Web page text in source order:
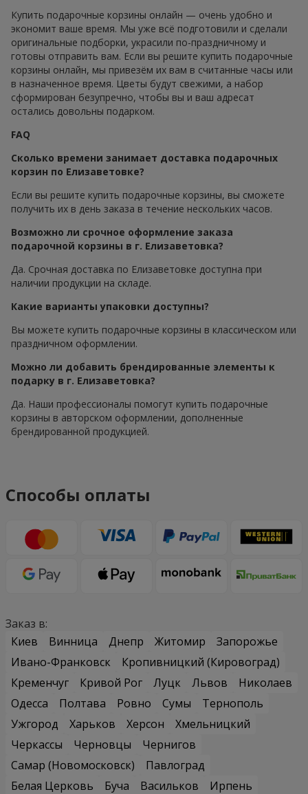
Купить подарочные корзины онлайн — очень удобно и
экономит ваше время. Мы уже всё подготовили и сделали
оригинальные подборки, украсили по-праздничному и
готовы отправить вам. Если вы решите купить подарочные
корзины онлайн, мы привезём их вам в считанные часы или
в назначенное время. Цветы будут свежими, а набор
сформирован безупречно, чтобы вы и ваш адресат
остались довольны подарком.
FAQ
Сколько времени занимает доставка подарочных
корзин по Елизаветовке?
Если вы решите купить подарочные корзины, вы сможете
получить их в день заказа в течение нескольких часов.
Возможно ли срочное оформление заказа
подарочной корзины в г. Елизаветовка?
Да. Срочная доставка по Елизаветовке доступна при
наличии продукции на складе.
Какие варианты упаковки доступны?
Вы можете купить подарочные корзины в классическом или
праздничном оформлении.
Можно ли добавить брендированные элементы к
подарку в г. Елизаветовка?
Да. Наши профессионалы помогут купить подарочные
корзины в авторском оформлении, дополненные
брендированной продукцией.
Способы оплаты
Заказ в:
Киев
Винница Днепр Житомир
Запорожье
Ивано-Франковск
Кропивницкий (Кировоград)
Кременчуг
Кривой Рог Луцк Львов
Николаев
Одесса
Полтава Ровно Сумы
Тернополь
Ужгород
Харьков Херсон
Хмельницкий
Черкассы
Черновцы
Чернигов
Самар (Новомосковск)
Павлоград
Белая Церковь
Буча Васильков
Ирпень